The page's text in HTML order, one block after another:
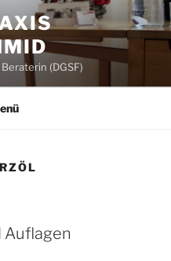
(DGSF)
Auflagen